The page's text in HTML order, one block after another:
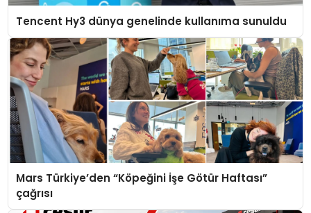
Tencent Hy3 dünya genelinde kullanıma sunuldu
Mars Türkiye’den “Köpeğini İşe Götür Haftası”
çağrısı